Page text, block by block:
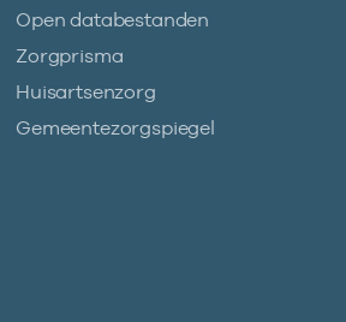
Open databestanden
Zorgprisma
Huisartsenzorg
Gemeentezorgspiegel